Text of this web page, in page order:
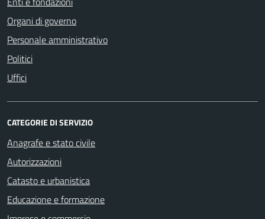
Organi di governo
Personale amministrativo
Politici
Uffici
CATEGORIE DI SERVIZIO
Anagrafe e stato civile
Autorizzazioni
Catasto e urbanistica
Educazione e formazione